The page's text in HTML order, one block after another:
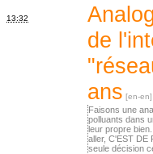
13:32
de
ans
Faisons une
polluants dans
leur propre
aller, C'EST DE
seule décision